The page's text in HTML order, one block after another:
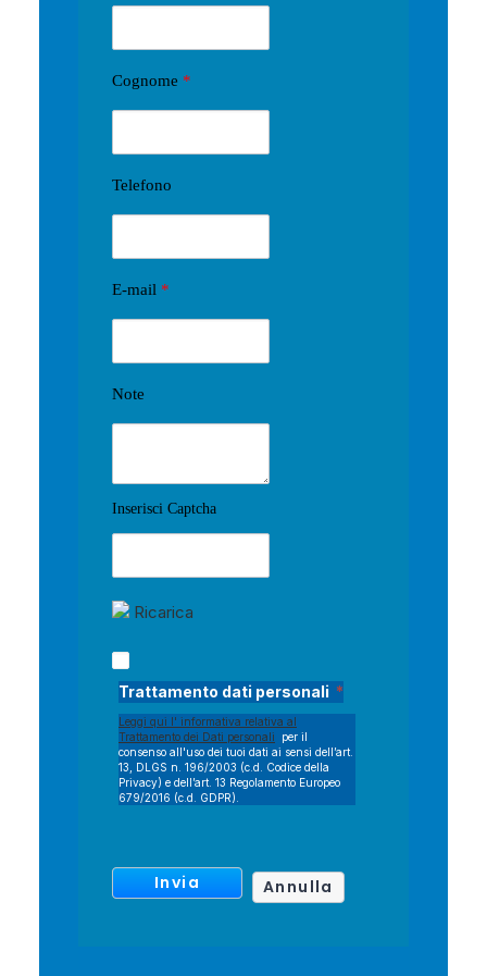
Cognome *
Telefono
E-mail *
Note
Inserisci Captcha
Ricarica
Trattamento dati personali *
Leggi qui l' informativa relativa al
Trattamento dei Dati personali
per il
consenso all'uso dei tuoi dati ai sensi dell’art.
13, DLGS n. 196/2003 (c.d. Codice della
Privacy) e dell’art. 13 Regolamento Europeo
679/2016 (c.d. GDPR).